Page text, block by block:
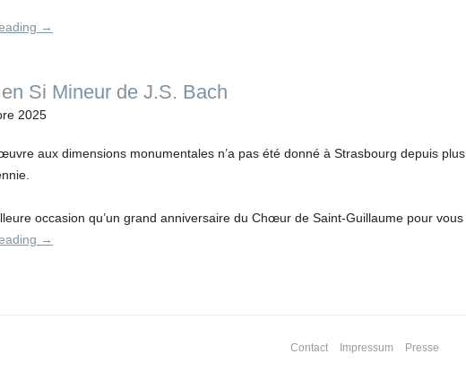
→
Si Mineur de J.S. Bach
2025
aux dimensions monumentales n’a pas été donné à Strasbourg depuis plus
occasion qu’un grand anniversaire du Chœur de Saint-Guillaume pour vous
→
Contact Impressum Presse